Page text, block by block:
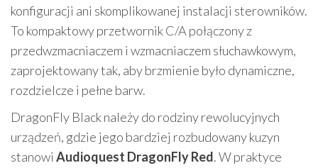
konfiguracji ani skomplikowanej instalacji sterowników.
To kompaktowy przetwornik C/A połączony z
przedwzmacniaczem i wzmacniaczem słuchawkowym,
zaprojektowany tak, aby brzmienie było dynamiczne,
rozdzielcze i pełne barw.
DragonFly Black należy do rodziny rewolucyjnych
urządzeń, gdzie jego bardziej rozbudowany kuzyn
stanowi Audioquest DragonFly Red. W praktyce